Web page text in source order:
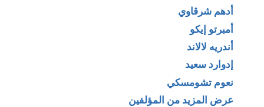
أدهم شرقاوي
أمبرتو إيكو
أندريه لالاند
إدوارد سعيد
نعوم تشومسكي
عرض المزيد من المؤلفين